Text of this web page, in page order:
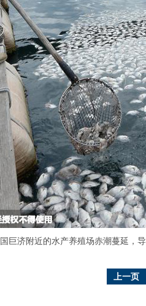
济附近的水产养殖场赤潮蔓延，
上一页